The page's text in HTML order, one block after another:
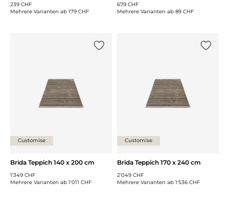
239 CHF
Mehrere Varianten ab 179 CHF
679 CHF
Mehrere Varianten ab 89 CHF
Customise
Brida Teppich 140 x 200 cm
1'349 CHF
Mehrere Varianten ab 1'011 CHF
Customise
Brida Teppich 170 x 240 cm
2'049 CHF
Mehrere Varianten ab 1'536 CHF